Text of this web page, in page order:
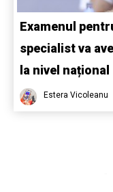
Examenul
specialist va
la nivel național
Estera Vicoleanu